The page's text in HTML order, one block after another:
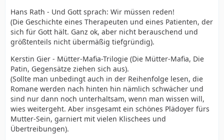
Hans Rath - Und Gott sprach: Wir müssen reden!
(Die Geschichte eines Therapeuten und eines Patienten, der
sich für Gott hält. Ganz ok, aber nicht berauschend und
größtenteils nicht übermäßig tiefgründig).
Kerstin Gier - Mütter-Mafia-Trilogie (Die Mütter-Mafia, Die
Patin, Gegensätze ziehen sich aus).
(Sollte man unbedingt auch in der Reihenfolge lesen, die
Romane werden nach hinten hin nämlich schwächer und
sind nur dann noch unterhaltsam, wenn man wissen will,
wies weitergeht. Aber insgesamt ein schönes Plädoyer fürs
Mutter-Sein, garniert mit vielen Klischees und
Übertreibungen).